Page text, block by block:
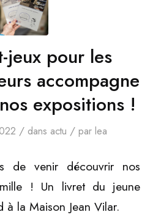
jeux pour les
accompagne
expositions !
/ dans actu / par lea
de venir découvrir nos
! Un livret du jeune
à la Maison Jean Vilar.